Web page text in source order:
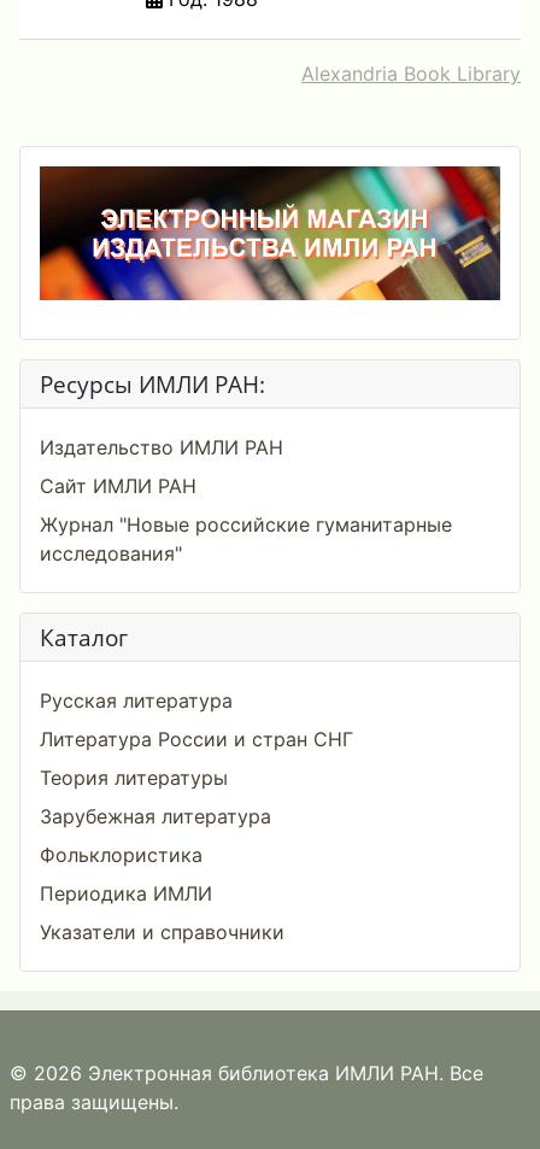
Alexandria Book Library
Ресурсы ИМЛИ РАН:
Издательство ИМЛИ РАН
Сайт ИМЛИ РАН
Журнал "Новые российские гуманитарные
исследования"
Каталог
Русская литература
Литература России и стран СНГ
Теория литературы
Зарубежная литература
Фольклористика
Периодика ИМЛИ
Указатели и справочники
© 2026 Электронная библиотека ИМЛИ РАН. Все
права защищены.